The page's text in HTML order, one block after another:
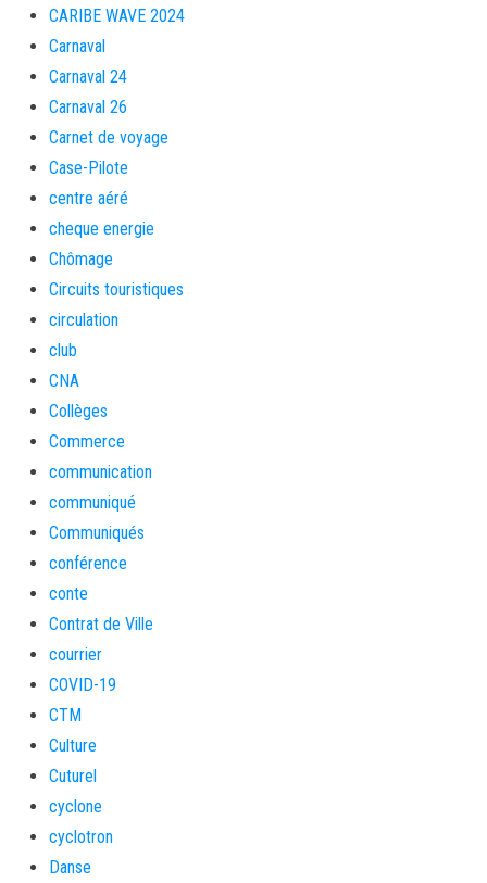
CARIBE WAVE 2024
Carnaval
Carnaval 24
Carnaval 26
Carnet de voyage
Case-Pilote
centre aéré
cheque energie
Chômage
Circuits touristiques
circulation
club
CNA
Collèges
Commerce
communication
communiqué
Communiqués
conférence
conte
Contrat de Ville
courrier
COVID-19
CTM
Culture
Cuturel
cyclone
cyclotron
Danse